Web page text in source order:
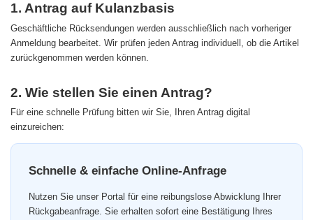
1. Antrag auf Kulanzbasis
Geschäftliche Rücksendungen werden ausschließlich nach vorheriger
Anmeldung bearbeitet. Wir prüfen jeden Antrag individuell, ob die Artikel
zurückgenommen werden können.
2. Wie stellen Sie einen Antrag?
Für eine schnelle Prüfung bitten wir Sie, Ihren Antrag digital
einzureichen:
Schnelle & einfache Online-Anfrage
Nutzen Sie unser Portal für eine reibungslose Abwicklung Ihrer
Rückgabeanfrage. Sie erhalten sofort eine Bestätigung Ihres